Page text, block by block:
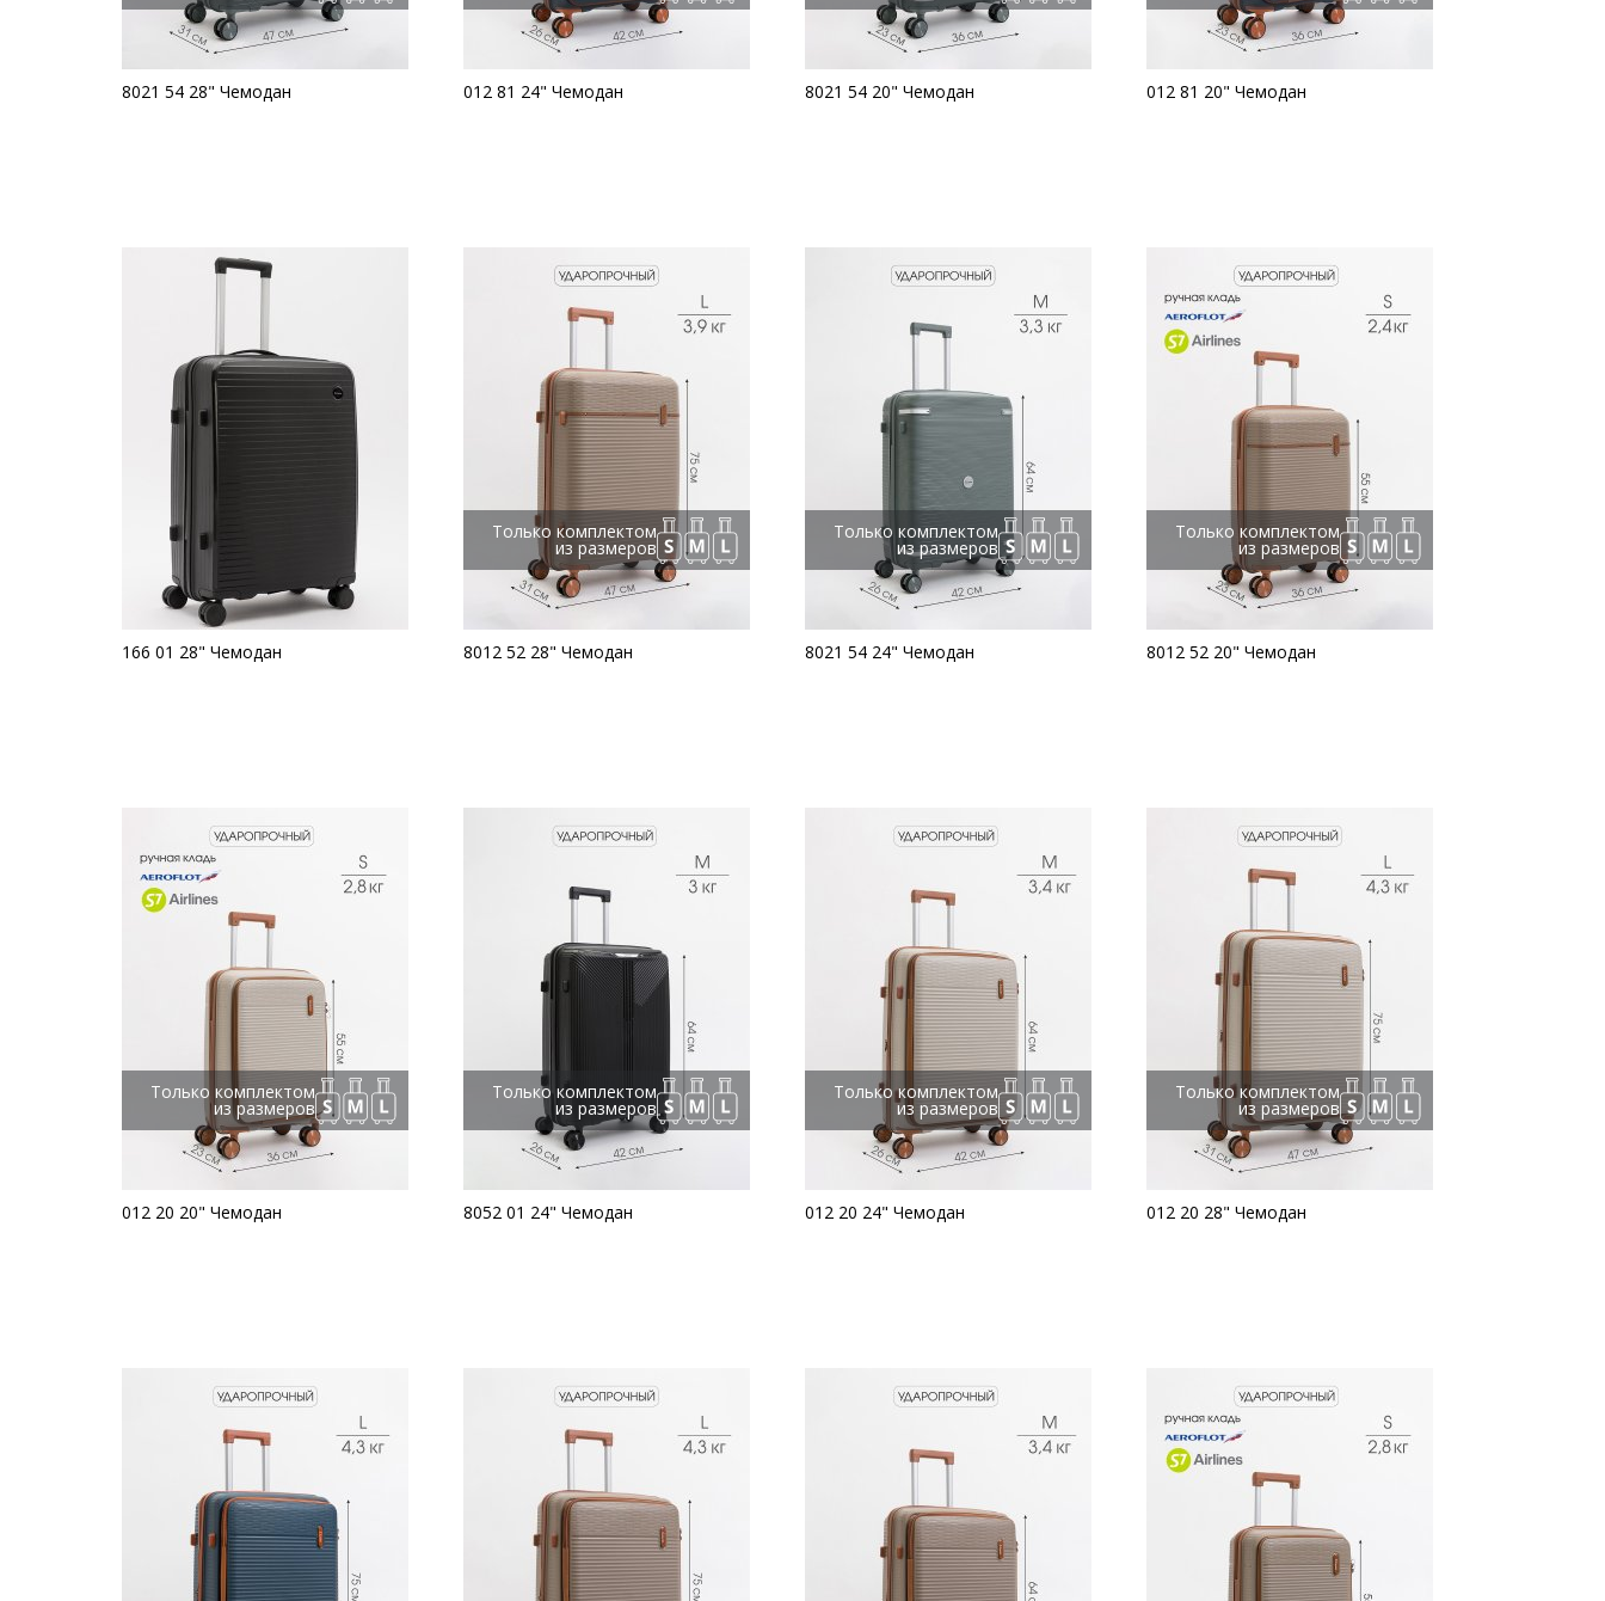
8021 54 28" Чемодан 012 81 24" Чемодан 8021 54 20" Чемодан 012 81 20" Чемодан
166 01 28" Чемодан
Только комплектом
из размеров
8012 52 28" Чемодан
Только комплектом
из размеров
8021 54 24" Чемодан
Только комплектом
из размеров
8012 52 20" Чемодан
Только комплектом
из размеров
012 20 20" Чемодан
Только комплектом
из размеров
8052 01 24" Чемодан
Только комплектом
из размеров
012 20 24" Чемодан
Только комплектом
из размеров
012 20 28" Чемодан